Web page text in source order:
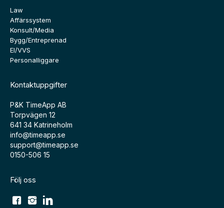
Law
Affärssystem
Konsult/Media
Bygg/Entreprenad
El/VVS
Personalliggare
Kontaktuppgifter
P&K TimeApp AB
Torpvägen 12
641 34 Katrineholm
info@timeapp.se
support@timeapp.se
0150-506 15
Följ oss